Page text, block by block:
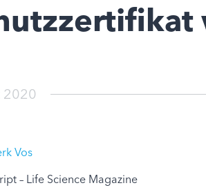
2020
Vos
– Life Science Magazine